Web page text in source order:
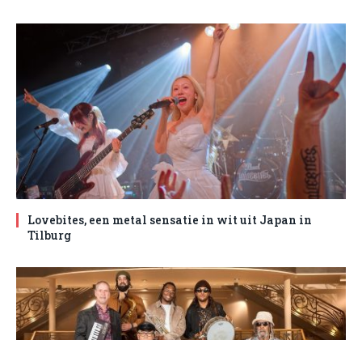
Lovebites, een metal sensatie in wit uit Japan in
Tilburg